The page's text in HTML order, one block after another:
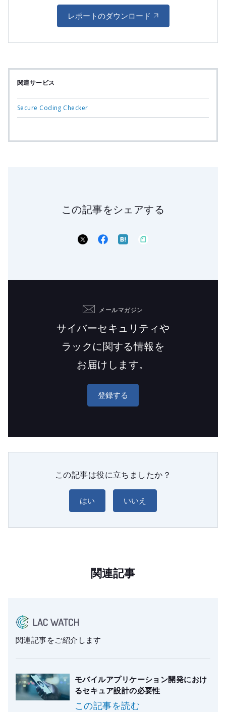
レポートのダウンロード
関連サービス
Secure Coding Checker
この記事をシェアする
メールマガジン
サイバーセキュリティや
ラックに関する情報を
お届けします。
登録する
この記事は役に立ちましたか？
はい いいえ
関連記事
関連記事をご紹介します
モバイルアプリケーション開発におけ
るセキュア設計の必要性
この記事を読む